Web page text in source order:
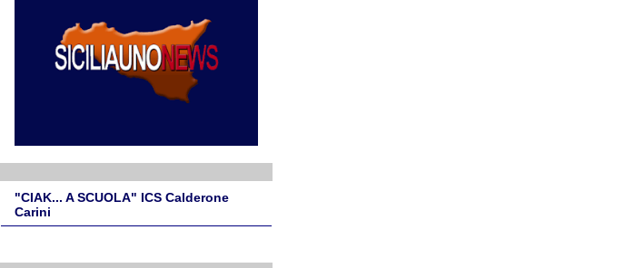
"CIAK... A SCUOLA" ICS Calderone
Carini